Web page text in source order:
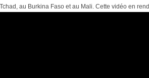
au Burkina Faso et au Mali. Cette vidéo en